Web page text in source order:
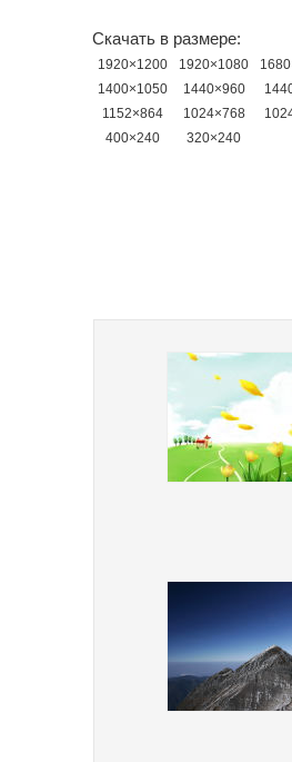
Скачать в размере:
1920×1200 1920×1080
1400×1050
1440×960
1152×864
1024×768
400×240
320×240